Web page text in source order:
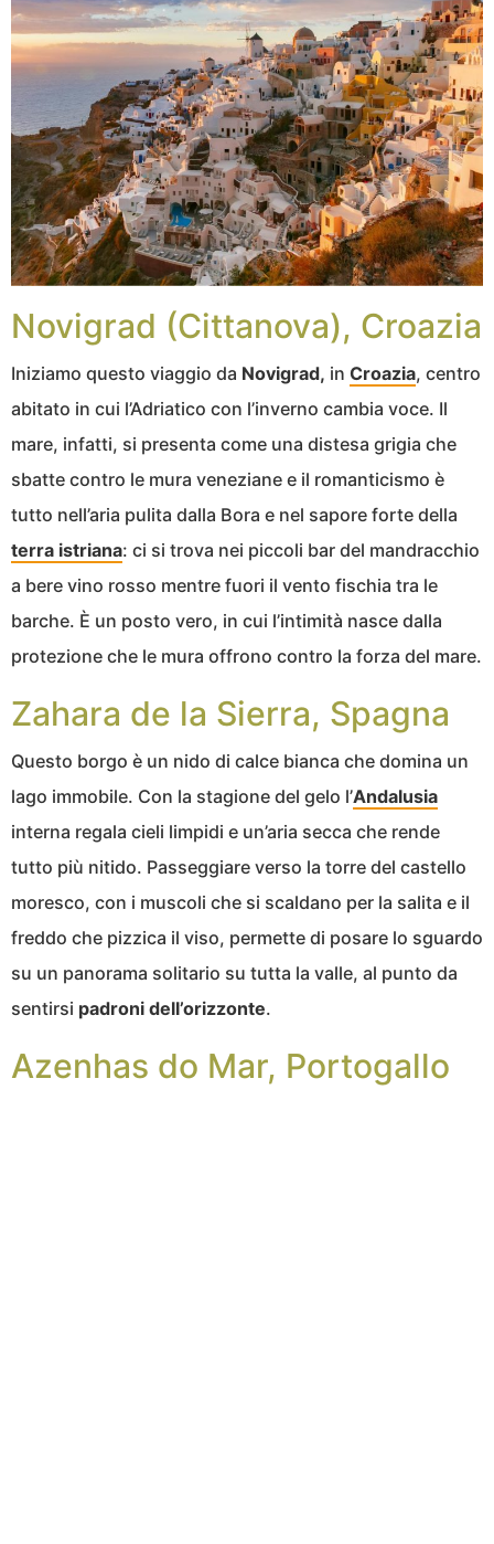
Novigrad (Cittanova), Croazia
Iniziamo questo viaggio da Novigrad, in Croazia, centro
abitato in cui l’Adriatico con l’inverno cambia voce. Il
mare, infatti, si presenta come una distesa grigia che
sbatte contro le mura veneziane e il romanticismo è
tutto nell’aria pulita dalla Bora e nel sapore forte della
terra istriana: ci si trova nei piccoli bar del mandracchio
a bere vino rosso mentre fuori il vento fischia tra le
barche. È un posto vero, in cui l’intimità nasce dalla
protezione che le mura offrono contro la forza del mare.
Zahara de la Sierra, Spagna
Questo borgo è un nido di calce bianca che domina un
lago immobile. Con la stagione del gelo l’Andalusia
interna regala cieli limpidi e un’aria secca che rende
tutto più nitido. Passeggiare verso la torre del castello
moresco, con i muscoli che si scaldano per la salita e il
freddo che pizzica il viso, permette di posare lo sguardo
su un panorama solitario su tutta la valle, al punto da
sentirsi padroni dell’orizzonte.
Azenhas do Mar, Portogallo